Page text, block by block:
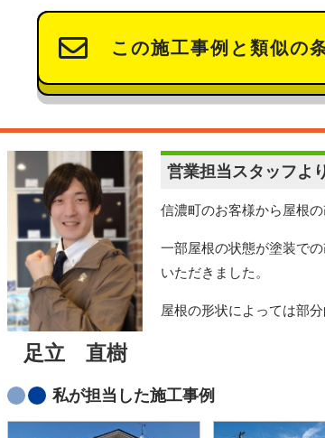
この施工事例と類似の
足立 直樹
営業担当スタッフよ
信濃町のお客様から屋根
一部屋根の状態が塗装で
いただきました。
屋根の形状によっては部
私が担当した施工事例